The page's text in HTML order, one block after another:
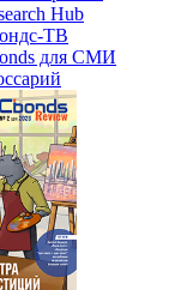
Hub
ТВ
для СМИ